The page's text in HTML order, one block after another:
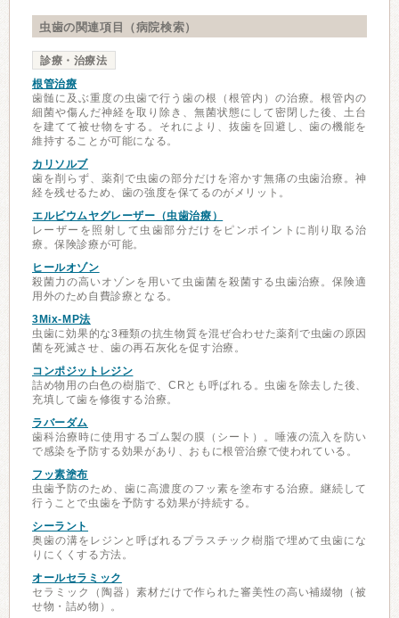
虫歯の関連項目（病院検索）
診療・治療法
根管治療
歯髄に及ぶ重度の虫歯で行う歯の根（根管内）の治療。根管内の
細菌や傷んだ神経を取り除き、無菌状態にして密閉した後、土台
を建てて被せ物をする。それにより、抜歯を回避し、歯の機能を
維持することが可能になる。
カリソルブ
歯を削らず、薬剤で虫歯の部分だけを溶かす無痛の虫歯治療。神
経を残せるため、歯の強度を保てるのがメリット。
エルビウムヤグレーザー（虫歯治療）
レーザーを照射して虫歯部分だけをピンポイントに削り取る治
療。保険診療が可能。
ヒールオゾン
殺菌力の高いオゾンを用いて虫歯菌を殺菌する虫歯治療。保険適
用外のため自費診療となる。
3Mix-MP法
虫歯に効果的な3種類の抗生物質を混ぜ合わせた薬剤で虫歯の原因
菌を死滅させ、歯の再石灰化を促す治療。
コンポジットレジン
詰め物用の白色の樹脂で、CRとも呼ばれる。虫歯を除去した後、
充填して歯を修復する治療。
ラバーダム
歯科治療時に使用するゴム製の膜（シート）。唾液の流入を防い
で感染を予防する効果があり、おもに根管治療で使われている。
フッ素塗布
虫歯予防のため、歯に高濃度のフッ素を塗布する治療。継続して
行うことで虫歯を予防する効果が持続する。
シーラント
奥歯の溝をレジンと呼ばれるプラスチック樹脂で埋めて虫歯にな
りにくくする方法。
オールセラミック
セラミック（陶器）素材だけで作られた審美性の高い補綴物（被
せ物・詰め物）。